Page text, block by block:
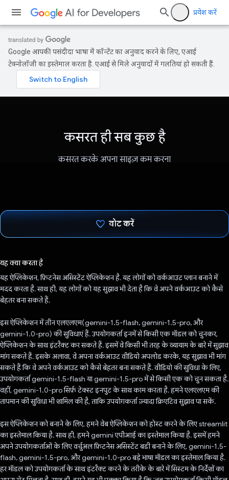
प्रवेश करें
Google आपकी पसंदीदा भाषा में कॉन्टेंट का अनुवाद करने के लिए, एआई
टेक्नोलॉजी का इस्तेमाल करता है. एआई से मिले अनुवादों में गलतियां हो सकती हैं.
कसरत ही सब कुछ है
कसरत करके अपना साइज़ कम करना
वोट करें
यह क्या करता है
यह ऐप्लिकेशन, फ़िटनेस असिस्टेंट ऐप्लिकेशन है. यह लोगों को वर्कआउट प्लान बनाने में
मदद करता है. साथ ही, यह लोगों को यह सुझाव भी देता है कि वे अपने वर्कआउट को कैसे
बेहतर बना सकते हैं.
इस ऐप्लिकेशन में तीन एलएलएम(gemini-1.5-flash, gemini-1.5-pro, और
gemini-1.0-pro) की सुविधाएं हैं. उपयोगकर्ता इनमें से किसी एक मॉडल को चुनकर,
ऐप्लिकेशन के साथ इंटरैक्ट कर सकते हैं. इसमें वे किसी भी तरह के व्यायाम के बारे में सुझाव
मांग सकते हैं. इसके अलावा, वे अपना वर्कआउट वीडियो अपलोड करके, यह सुझाव भी मांग
सकते हैं कि वे अपने वर्कआउट को कैसे बेहतर बना सकते हैं. वीडियो की सुविधा के लिए,
उपयोगकर्ता gemini-1.5-flash या gemini-1.5-pro में से किसी एक को चुन सकता है.
वहीं, gemini-1.0-pro सिर्फ़ टेक्स्ट इनपुट के साथ काम करता है. हमने एलएलएम की
तापमान की सुविधा भी शामिल की है, ताकि उपयोगकर्ता ज़्यादा क्रिएटिव सुझाव पा सकें.
इस ऐप्लिकेशन को बनाने के लिए, हमने वेब ऐप्लिकेशन को होस्ट करने के लिए streamlit
का इस्तेमाल किया है. साथ ही, हमने gemini एपीआई का इस्तेमाल किया है. इसमें हमने
अपने उपयोगकर्ताओं के लिए वर्चुअल फ़िटनेस असिस्टेंट बडी बनाने के लिए, gemini-1.5-
flash, gemini-1.5-pro, और gemini-1.0-pro बड़े भाषा मॉडल का इस्तेमाल किया है.
हर मॉडल को उपयोगकर्ता के साथ इंटरैक्ट करने के तरीके के बारे में सिस्टम के निर्देशों का